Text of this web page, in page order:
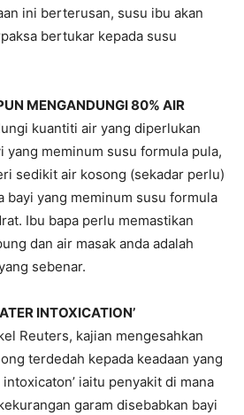
ini berterusan, susu ibu akan
bertukar kepada susu
MENGANDUNGI 80% AIR
kuantiti air yang diperlukan
yang meminum susu formula pula,
sedikit air kosong (sekadar perlu)
bayi yang meminum susu formula
Ibu bapa perlu memastikan
dan air masak anda adalah
sebenar.
INTOXICATION’
Reuters, kajian mengesahkan
terdedah kepada keadaan yang
iaitu penyakit di mana
garam disebabkan bayi